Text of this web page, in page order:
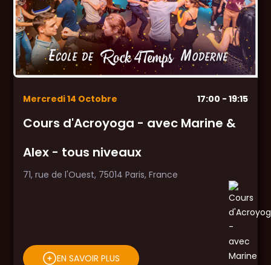
Mercredi14 Octobre 17:00 - 19:15
Cours d'Acroyoga - avec Marine &
Alex - tous niveaux
71, rue de l'Ouest, 75014 Paris, France
EN SAVOIR PLUS